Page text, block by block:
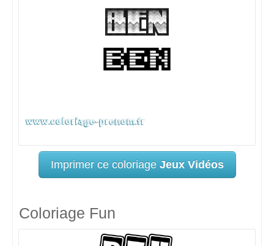
Imprimer ce coloriage Jeux Vidéos
Coloriage Fun